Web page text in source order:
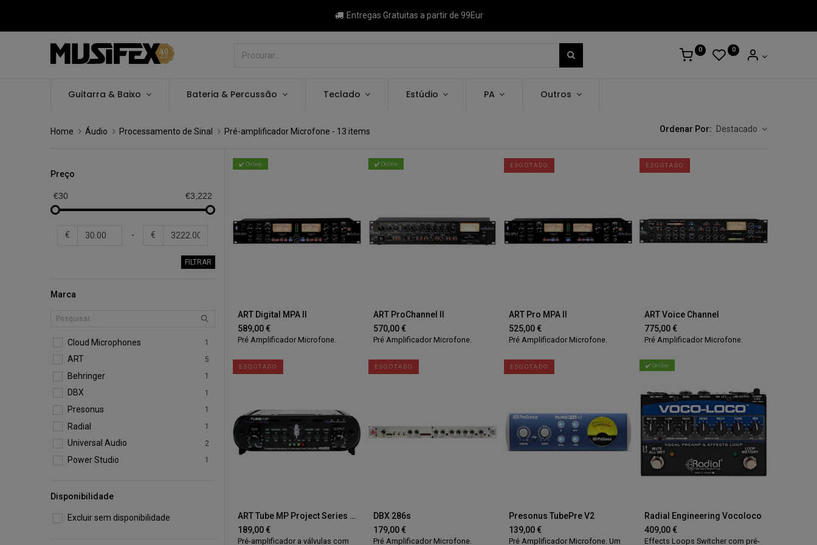
Entregas Gratuitas a partir de 99Eur
0 0
Guitarra & Baixo Bateria & Percussão Teclado Estúdio PA Outros
Home Áudio Processamento de Sinal Pré-amplificador Microfone - 13 items Ordenar Por: Destacado
Preço
€30 €3,222
€ - €
FILTRAR
Marca
Cloud Microphones 1
ART 5
Behringer 1
DBX 1
Presonus 1
Radial 1
Universal Audio 2
Power Studio 1
Disponibilidade
Excluir sem disponibilidade
ART Digital MPA II
589,00€
Pré Amplificador Microfone.
✔️ Online
ART ProChannel II
570,00€
Pré Amplificador Microfone.
✔️ Online ESGOTADO
ART Pro MPA II
525,00€
Pré Amplificador Microfone.
ESGOTADO
ART Voice Channel
775,00€
Pré Amplificador Microfone.
ESGOTADO
ART Tube MP Project Series USB
189,00€
Pré-amplificador a válvulas com
ESGOTADO
DBX 286s
179,00€
Pré Amplificador Microfone.
ESGOTADO
Presonus TubePre V2
139,00€
Pré Amplificador Microfone. Um
Radial Engineering Vocoloco
409,00€
Effects Loops Switcher com pré-
✔️ Online